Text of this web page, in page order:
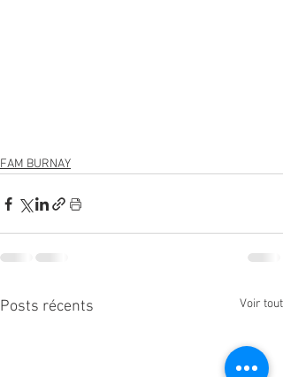
FAM BURNAY
Posts récents Voir tout